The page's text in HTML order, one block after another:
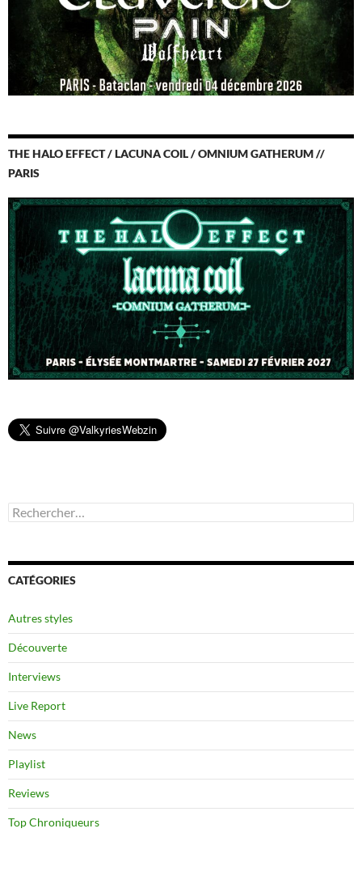
THE HALO EFFECT / LACUNA COIL / OMNIUM GATHERUM //
PARIS
Rechercher :
CATÉGORIES
Autres styles
Découverte
Interviews
Live Report
News
Playlist
Reviews
Top Chroniqueurs